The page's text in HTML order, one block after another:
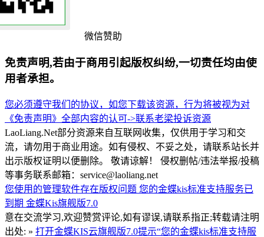
微信赞助
免责声明,若由于商用引起版权纠纷,一切责任均由使
用者承担。
您必须遵守我们的协议，如您下载该资源，行为将被视为对
《免责声明》全部内容的认可->联系老梁投诉资源
LaoLiang.Net部分资源来自互联网收集，仅供用于学习和交
流，请勿用于商业用途。如有侵权、不妥之处，请联系站长并
出示版权证明以便删除。 敬请谅解！ 侵权删帖/违法举报/投稿
等事务联系邮箱：service@laoliang.net
您使用的管理软件存在版权问题 您的金蝶kis标准支持服务已
到期 金蝶Kis旗舰版7.0
意在交流学习,欢迎赞赏评论,如有谬误,请联系指正;转载请注明
出处: » 打开金蝶KIS云旗舰版7.0提示“您的金蝶kis标准支持服